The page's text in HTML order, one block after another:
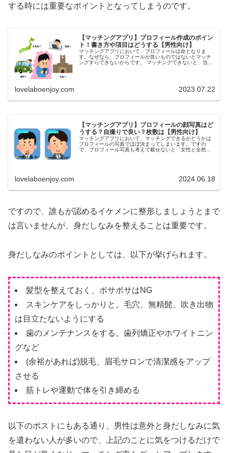
する時には重要なポイントとなってしまうのです。
【マッチングアプリ】プロフィール作成のポイン
ト！書き方や項目はどうする【男性向け】
マッチングアプリにおいて、プロフィールは命となりま
す。なぜなら、プロフィールが良いものではないとマッチ
ングすらできないからです。 マッチングできないと、当然
lovelaboenjoy.com 2023.07.22
【マッチングアプリ】プロフィールの顔写真はど
うする？自撮りで良い？枚数は【男性向け】
マッチングアプリにおいて、マッチングできるかどうかは
プロフィールの写真でほぼ決まってしまいます。ですの
で、プロフィール写真も考えて載せないと「女性と全然マ
lovelaboenjoy.com 2024.06.18
ですので、誰もが認めるイケメンに整形しましょうとまで
は言いませんが、身だしなみを整えることは重要です。
身だしなみのポイントとしては、以下が挙げられます。
髪型を整えておく、ボサボサはNG
スキンケアをしっかりと。毛穴、無精髭、吹き出物
は目立たないようにする
歯のメンテナンスをする。歯列矯正やホワイトニン
グなど
(余裕があれば)脱毛、眉毛サロンで清潔感をアップ
させる
筋トレや運動で体を引き締める
以下のポストにもある通り、男性は意外と身だしなみに気
を遣わない人が多いので、上記のことに気をつけるだけで